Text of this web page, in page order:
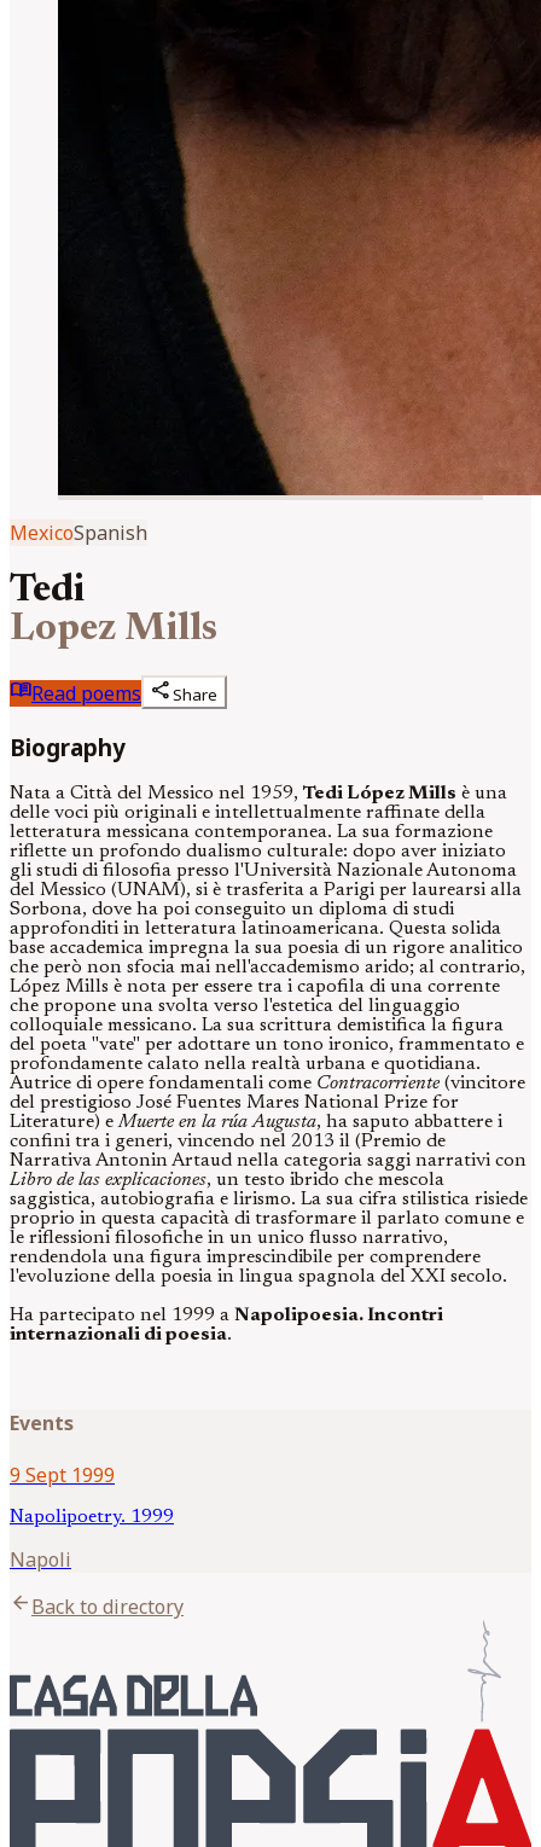
MexicoSpanish
Tedi
Lopez Mills
menu_bookRead poems shareShare
Biography
Nata a Città del Messico nel 1959, Tedi López Mills è una
delle voci più originali e intellettualmente raffinate della
letteratura messicana contemporanea. La sua formazione
riflette un profondo dualismo culturale: dopo aver iniziato
gli studi di filosofia presso l'Università Nazionale Autonoma
del Messico (UNAM), si è trasferita a Parigi per laurearsi alla
Sorbona, dove ha poi conseguito un diploma di studi
approfonditi in letteratura latinoamericana. Questa solida
base accademica impregna la sua poesia di un rigore analitico
che però non sfocia mai nell'accademismo arido; al contrario,
López Mills è nota per essere tra i capofila di una corrente
che propone una svolta verso l'estetica del linguaggio
colloquiale messicano. La sua scrittura demistifica la figura
del poeta "vate" per adottare un tono ironico, frammentato e
profondamente calato nella realtà urbana e quotidiana.
Autrice di opere fondamentali come Contracorriente(vincitore
del prestigioso José Fuentes Mares National Prize for
Literature) eMuerte en la rúa Augusta, ha saputo abbattere i
confini tra i generi, vincendo nel 2013 il (Premio de
Narrativa Antonin Artaud nella categoria saggi narrativi con
Libro de las explicaciones, un testo ibrido che mescola
saggistica, autobiografia e lirismo. La sua cifra stilistica risiede
proprio in questa capacità di trasformare il parlato comune e
le riflessioni filosofiche in un unico flusso narrativo,
rendendola una figura imprescindibile per comprendere
l'evoluzione della poesia in lingua spagnola del XXI secolo.
Ha partecipato nel 1999 a Napolipoesia. Incontri
internazionali di poesia.
Events
9 Sept 1999
Napolipoetry. 1999
Napoli
arrow_backBack to directory